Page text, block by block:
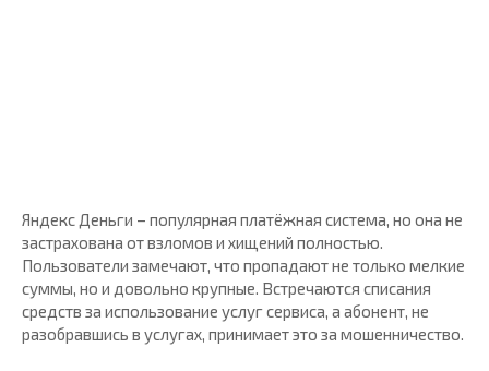
Яндекс Деньги – популярная платёжная система, но она не
застрахована от взломов и хищений полностью.
Пользователи замечают, что пропадают не только мелкие
суммы, но и довольно крупные. Встречаются списания
средств за использование услуг сервиса, а абонент, не
разобравшись в услугах, принимает это за мошенничество.